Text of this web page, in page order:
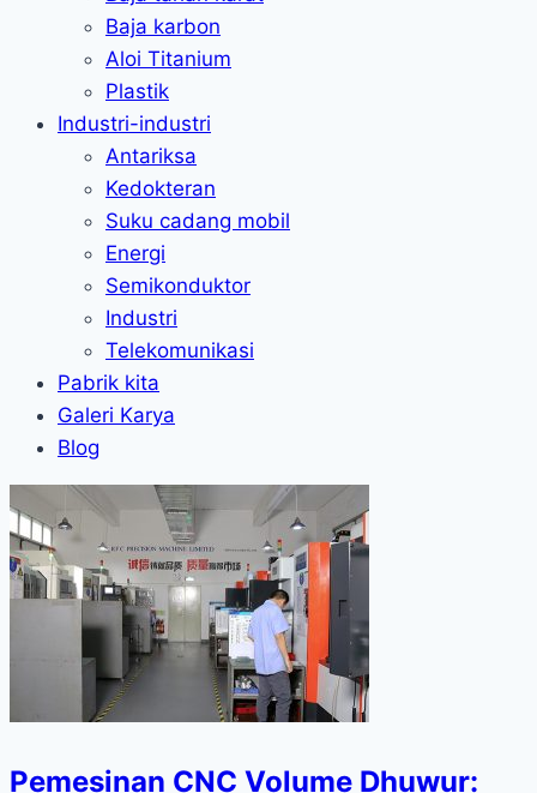
Baja karbon
Aloi Titanium
Plastik
Industri-industri
Antariksa
Kedokteran
Suku cadang mobil
Energi
Semikonduktor
Industri
Telekomunikasi
Pabrik kita
Galeri Karya
Blog
Pemesinan CNC Volume Dhuwur: